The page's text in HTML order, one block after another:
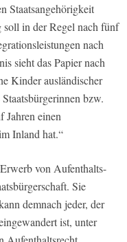
Staatsangehörigkeit
in der Regel nach fünf
nach
sieht das Papier nach
Kinder ausländischer
bzw.
Jahren einen
Inland hat.“
von Aufenthalts-
Sie
demnach jeder, der
ist, unter